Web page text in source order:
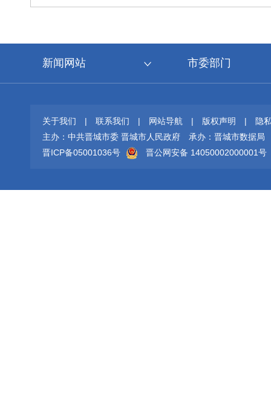
新闻网站 市委部门
关于我们 | 联系我们 | 网站导航 | 版权声明 |
隐
主办：中共晋城市委 晋城市人民政府
承办：晋城市数据局
晋ICP备05001036号
晋公网安备 14050002000001号